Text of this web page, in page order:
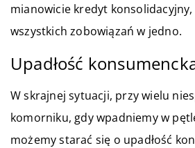
mianowicie kredyt
wszystkich zobowiązań w jedno.
Upadłość
W skrajnej sytuacji, przy wielu
komorniku, gdy wpadniemy w
możemy starać się o upadłość